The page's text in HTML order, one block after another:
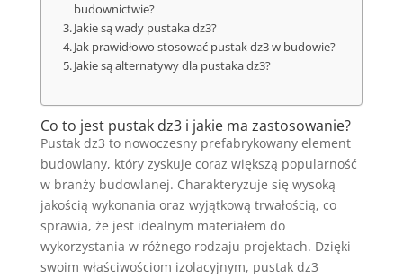
budownictwie?
Jakie są wady pustaka dz3?
Jak prawidłowo stosować pustak dz3 w budowie?
Jakie są alternatywy dla pustaka dz3?
Co to jest pustak dz3 i jakie ma zastosowanie?
Pustak dz3 to nowoczesny prefabrykowany element
budowlany, który zyskuje coraz większą popularność
w branży budowlanej. Charakteryzuje się wysoką
jakością wykonania oraz wyjątkową trwałością, co
sprawia, że jest idealnym materiałem do
wykorzystania w różnego rodzaju projektach. Dzięki
swoim właściwościom izolacyjnym, pustak dz3